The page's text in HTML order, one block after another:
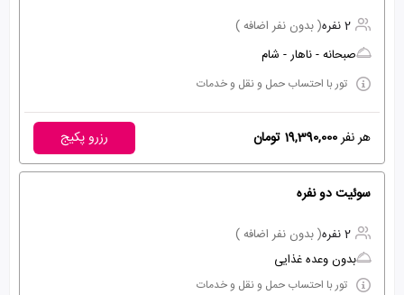
2 نفره
( بدون نفر اضافه )
صبحانه - ناهار - شام
تور با احتساب حمل و نقل و خدمات
هر نفر19,390,000 تومان رزرو پکیج
سوئیت دو نفره
2 نفره
( بدون نفر اضافه )
بدون وعده غذایی
تور با احتساب حمل و نقل و خدمات